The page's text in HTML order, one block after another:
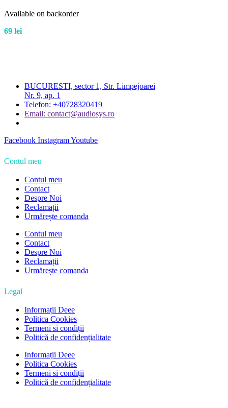
Available on backorder
69 lei
BUCURESTI, sector 1, Str. Limpejoarei
Nr. 9, ap. 1
Telefon: +40728320419
Email: contact@audiosys.ro
Facebook InstagramYoutube
Contul meu
Contul meu
Contact
Despre Noi
Reclamații
Urmărește comanda
Contul meu
Contact
Despre Noi
Reclamații
Urmărește comanda
Legal
Informații Deee
Politica Cookies
Termeni si condiții
Politică de confidențialitate
Informații Deee
Politica Cookies
Termeni si condiții
Politică de confidențialitate